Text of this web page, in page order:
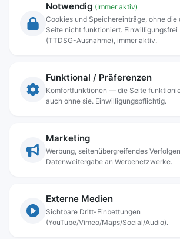
Rechtliche Angaben
Datenschutz
Anschrift
83395 Freilassing
Kontakt
rathaus@freilassing.de
Notwendig (Immer aktiv)
Cookies und Speichereinträge, ohne die
Seite nicht funktioniert. Einwilligungsfrei
(TTDSG-Ausnahme), immer aktiv.
Funktional / Präferenzen
Komfortfunktionen — die Seite
auch ohne sie. Einwilligungspflichtig.
Marketing
Werbung, seitenübergreifendes
Datenweitergabe an Werbenetzwerke.
Externe Medien
Sichtbare Dritt-Einbettungen
(YouTube/Vimeo/Maps/Social/Audio).